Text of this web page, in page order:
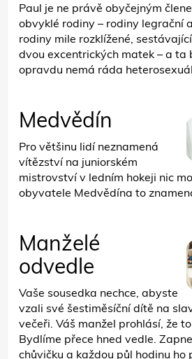
Paul je ne právě obyčejným
obvyklé rodiny – rodiny legrační
rodiny mile rozklížené,
dvou excentrických matek – a ta
opravdu nemá ráda
Medvědín
Pro většinu lidí neznamená
vítězství na juniorském
mistrovství v ledním hokeji nic
obyvatele Medvědína to
Manželé
odvedle
Vaše sousedka nechce, abyste
vzali své šestiměsíční dítě na
večeři. Váš manžel prohlásí, že
Bydlíme přece hned vedle.
chůvičku a každou půl hodinu ho